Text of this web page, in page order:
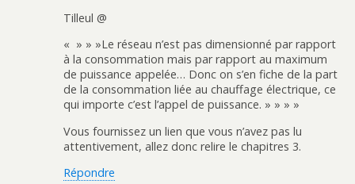
Tilleul @
« » » »Le réseau n’est pas dimensionné par rapport
à la consommation mais par rapport au maximum
de puissance appelée… Donc on s’en fiche de la part
de la consommation liée au chauffage électrique, ce
qui importe c’est l’appel de puissance. » » » »
Vous fournissez un lien que vous n’avez pas lu
attentivement, allez donc relire le chapitres 3.
Répondre